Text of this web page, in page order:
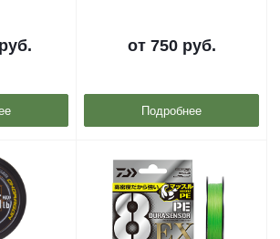
от 750 руб.
Подробнее